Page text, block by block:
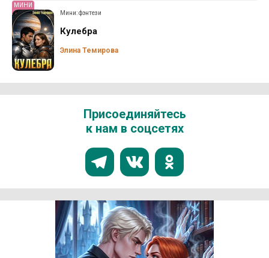
МИНИ
Мини: фэнтези
Кулебра
Элина Темирова
Присоединяйтесь
к нам в соцсетях